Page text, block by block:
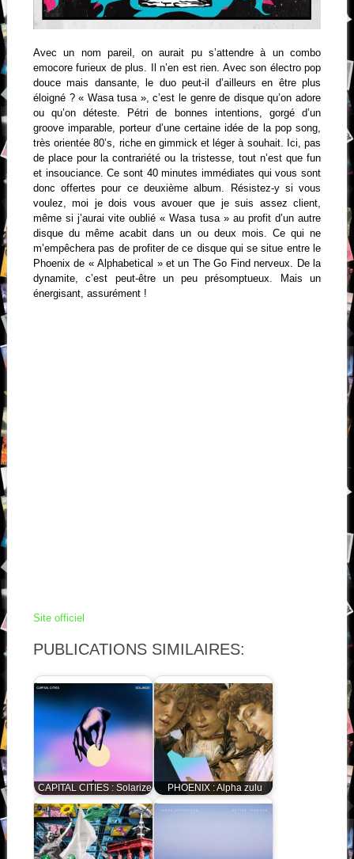
Avec un nom pareil, on aurait pu s’attendre à un combo
emocore furieux de plus. Il n’en est rien. Avec son électro pop
douce mais dansante, le duo peut-il d’ailleurs en être plus
éloigné ? « Wasa tusa », c’est le genre de disque qu’on adore
ou qu’on déteste. Pétri de bonnes intentions, gorgé d’un
groove imparable, porteur d’une certaine idée de la pop song,
très orientée 80’s, riche en gimmick et léger à souhait. Ici, pas
de place pour la contrariété ou la tristesse, tout n’est que fun
et insouciance. Ce sont 40 minutes immédiates qui vous sont
donc offertes pour ce deuxième album. Résistez-y si vous
voulez, moi je dois vous avouer que je suis assez client,
même si j’aurai vite oublié « Wasa tusa » au profit d’un autre
disque du même acabit dans un ou deux mois. Ce qui ne
m’empêchera pas de profiter de ce disque qui se situe entre le
Phoenix de « Alphabetical » et un The Go Find nerveux. De la
dynamite, c’est peut-être un peu présomptueux. Mais un
énergisant, assurément !
Site officiel
PUBLICATIONS SIMILAIRES:
CAPITAL CITIES : Solarize PHOENIX : Alpha zulu